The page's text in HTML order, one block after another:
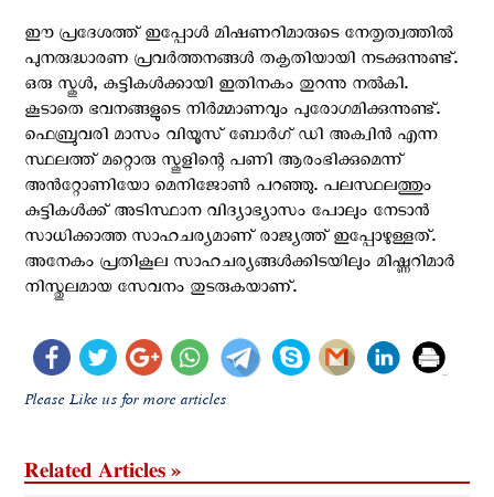
ഈ പ്രദേശത്ത് ഇപ്പോൾ മിഷണറിമാരുടെ നേതൃത്വത്തിൽ
പുനരുദ്ധാരണ പ്രവർത്തനങ്ങൾ തകൃതിയായി നടക്കുന്നുണ്ട്.
ഒരു സ്കൂൾ, കുട്ടികൾക്കായി ഇതിനകം തുറന്നു നൽകി.
കൂടാതെ ഭവനങ്ങളുടെ നിർമ്മാണവും പുരോഗമിക്കുന്നുണ്ട്.
ഫെബ്രുവരി മാസം വിയൂസ് ബോർഗ് ഡി അക്വിൻ എന്ന
സ്ഥലത്ത് മറ്റൊരു സ്കൂളിന്റെ പണി ആരംഭിക്കുമെന്ന്
അൻറ്റോണിയോ മെനിജോൺ പറഞ്ഞു. പലസ്ഥലത്തും
കുട്ടികൾക്ക് അടിസ്ഥാന വിദ്യാഭ്യാസം പോലും നേടാൻ
സാധിക്കാത്ത സാഹചര്യമാണ് രാജ്യത്ത് ഇപ്പോഴുള്ളത്.
അനേകം പ്രതികൂല സാഹചര്യങ്ങൾക്കിടയിലും മിഷ്ണറിമാർ
നിസ്തുലമായ സേവനം തുടരുകയാണ്.
Please Like us for more articles
Related Articles »